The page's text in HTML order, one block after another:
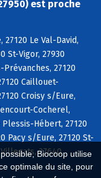
Biocoop utilise
optimale du site, pour
est proche
27120 Le Val-David,
St-Vigor, 27930
27120
Caillouet-
Croisy s/Eure,
Cocherel,
Plessis-Hébert, 27120
Pacy s/Eure, 27120 St-
27640